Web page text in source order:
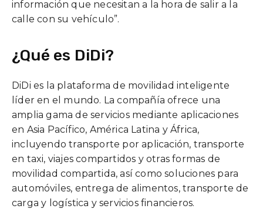
información que necesitan a la hora de salir a la
calle con su vehículo”.
¿Qué es DiDi?
DiDi es la plataforma de movilidad inteligente
líder en el mundo. La compañía ofrece una
amplia gama de servicios mediante aplicaciones
en Asia Pacífico, América Latina y África,
incluyendo transporte por aplicación, transporte
en taxi, viajes compartidos y otras formas de
movilidad compartida, así como soluciones para
automóviles, entrega de alimentos, transporte de
carga y logística y servicios financieros.